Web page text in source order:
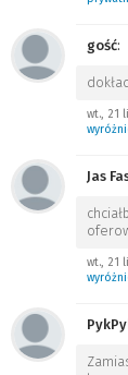
gość:
wt., 21
Jas
wt., 21